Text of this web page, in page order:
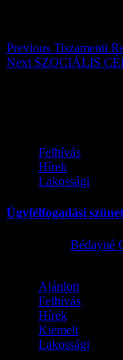
Previous Tiszamenti
Next SZOCIÁLIS
Felhívás
Hírek
Lakossági
Ügyfélfogadási
Bédayné
Ajánlott
Felhívás
Hírek
Kiemelt
Lakossági